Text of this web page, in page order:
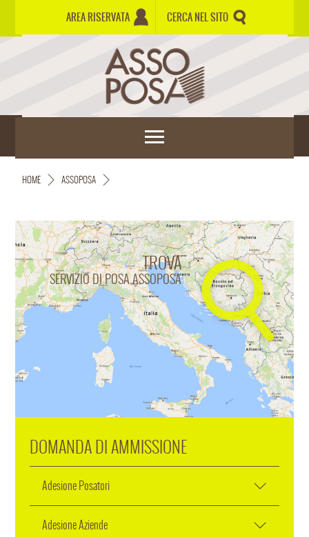
AREA RISERVATA CERCA NEL SITO
HOME ASSOPOSA
TROVA
SERVIZIO DI POSA ASSOPOSA
DOMANDA DI AMMISSIONE
Adesione Posatori
Adesione Aziende